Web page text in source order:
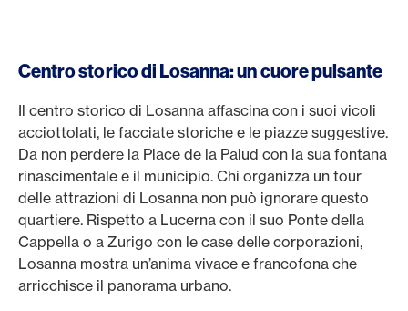
Centro storico di Losanna: un cuore pulsante
Il centro storico di Losanna affascina con i suoi vicoli
acciottolati, le facciate storiche e le piazze suggestive.
Da non perdere la Place de la Palud con la sua fontana
rinascimentale e il municipio. Chi organizza un tour
delle attrazioni di Losanna non può ignorare questo
quartiere. Rispetto a Lucerna con il suo Ponte della
Cappella o a Zurigo con le case delle corporazioni,
Losanna mostra un’anima vivace e francofona che
arricchisce il panorama urbano.